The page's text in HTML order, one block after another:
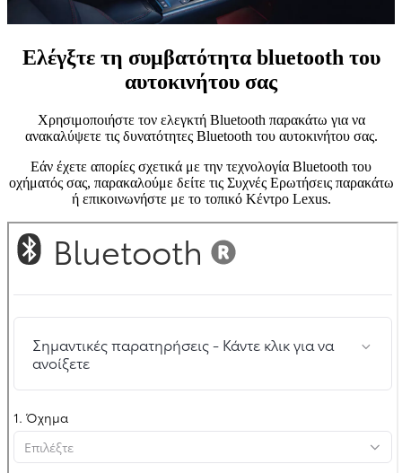
Ελέγξτε τη συμβατότητα bluetooth του
αυτοκινήτου σας
Χρησιμοποιήστε τον ελεγκτή Bluetooth παρακάτω για να
ανακαλύψετε τις δυνατότητες Bluetooth του αυτοκινήτου σας.
Εάν έχετε απορίες σχετικά με την τεχνολογία Bluetooth του
οχήματός σας, παρακαλούμε δείτε τις Συχνές Ερωτήσεις παρακάτω
ή επικοινωνήστε με το τοπικό Κέντρο Lexus.